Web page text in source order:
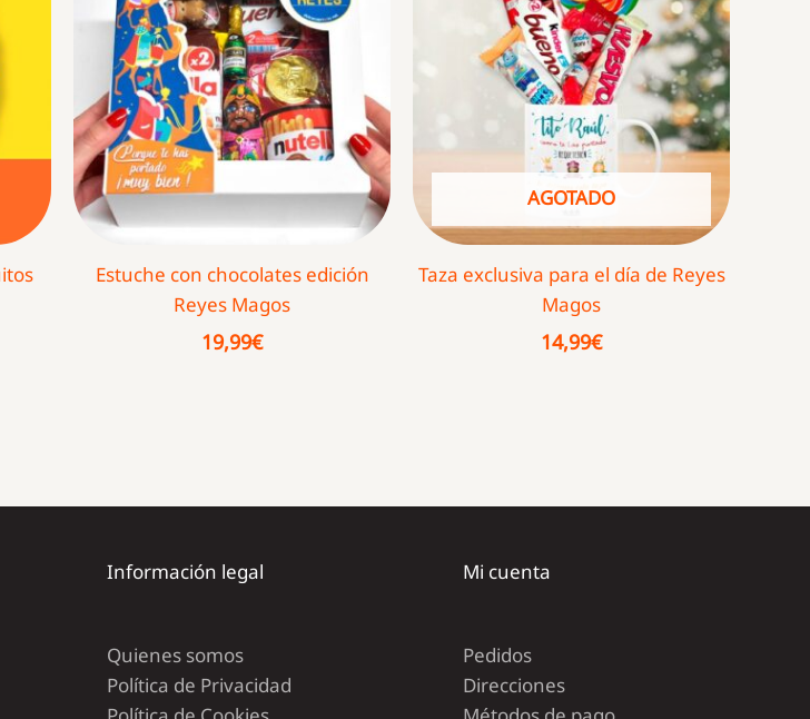
Estuche con chocolates edición
Reyes Magos
19,99€
AGOTADO
Taza exclusiva para el día de Reyes
Magos
14,99€
Información legal
Quienes somos
Política de Privacidad
Mi cuenta
Pedidos
Direcciones